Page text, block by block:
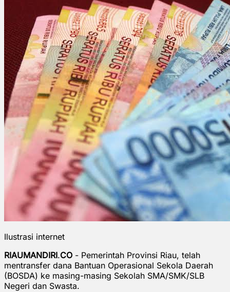
Ilustrasi internet
RIAUMANDIRI.CO - Pemerintah Provinsi Riau, telah
mentransfer dana Bantuan Operasional Sekola Daerah
(BOSDA) ke masing-masing Sekolah SMA/SMK/SLB
Negeri dan Swasta.